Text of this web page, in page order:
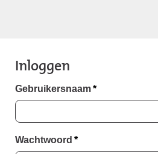
Inloggen
Gebruikersnaam*
Wachtwoord *